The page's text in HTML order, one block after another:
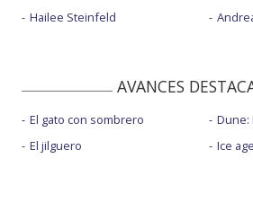
Hailee Steinfeld
AVANCES
El gato con sombrero
El jilguero
Dune:
Ice